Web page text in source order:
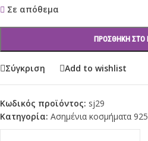
Σε απόθεμα
ΠΡΟΣΘΉΚΗ ΣΤΟ
Σύγκριση Add to wishlist
Κωδικός προϊόντος: sj29
Κατηγορία: Ασημένια κοσμήματα 925